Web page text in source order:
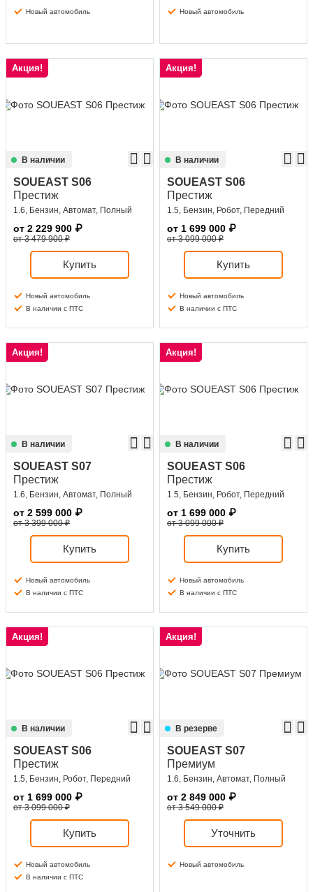
Новый автомобиль Новый автомобиль
Акция!
В наличии
SOUEAST S06
Престиж
1.6, Бензин, Автомат, Полный
от 2 229 900 ₽
от 3 479 900 ₽
Купить
Новый автомобиль
В наличии с ПТС
Акция!
В наличии
SOUEAST S06
Престиж
1.5, Бензин, Робот, Передний
от 1 699 000 ₽
от 3 099 000 ₽
Купить
Новый автомобиль
В наличии с ПТС
Акция!
В наличии
SOUEAST S07
Престиж
1.6, Бензин, Автомат, Полный
от 2 599 000 ₽
от 3 399 000 ₽
Купить
Новый автомобиль
В наличии с ПТС
Акция!
В наличии
SOUEAST S06
Престиж
1.5, Бензин, Робот, Передний
от 1 699 000 ₽
от 3 099 000 ₽
Купить
Новый автомобиль
В наличии с ПТС
Акция!
В наличии
SOUEAST S06
Престиж
1.5, Бензин, Робот, Передний
от 1 699 000 ₽
от 3 099 000 ₽
Купить
Новый автомобиль
В наличии с ПТС
Акция!
В резерве
SOUEAST S07
Премиум
1.6, Бензин, Автомат, Полный
от 2 849 000 ₽
от 3 549 000 ₽
Уточнить
Новый автомобиль